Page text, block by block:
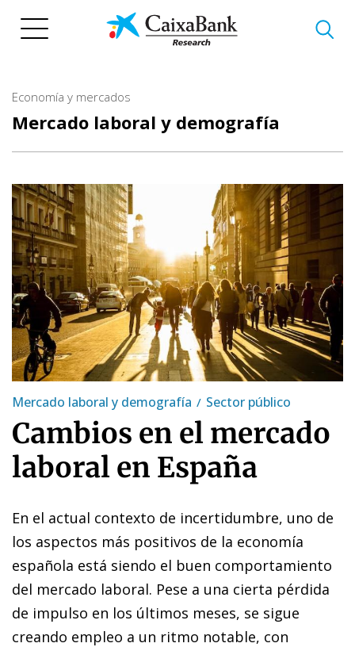
Economía y mercados
Mercado laboral y demografía
Mercado laboral y demografía Sector público
Cambios en el mercado
laboral en España
En el actual contexto de incertidumbre, uno de
los aspectos más positivos de la economía
española está siendo el buen comportamiento
del mercado laboral. Pese a una cierta pérdida
de impulso en los últimos meses, se sigue
creando empleo a un ritmo notable, con